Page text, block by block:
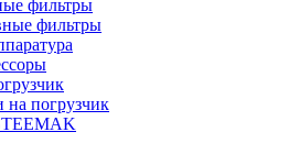
фильтры
фильтры
погрузчик